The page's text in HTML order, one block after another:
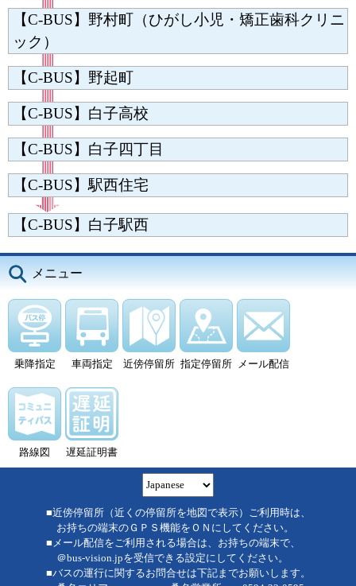
【C-BUS】野村町（ひがし小児・矯正歯科クリニ
ック）
【C-BUS】野起町
【C-BUS】白子高校
【C-BUS】白子四丁目
【C-BUS】駅西住宅
【C-BUS】白子駅西
メニュー
乗降指定 車両指定 近傍停留所 指定停留所 メール配信
路線図 遅延証明書
■近傍停留所（近くの停留所を地図で表示）ご利用時は、
お持ちの端末のＧＰＳ機能をＯＮにしてください。
■メール配信をご利用される場合は、お持ちの端末で、
＠bus-vision.jpを受信できる設定にしてください。
■バスの運行に関するお問合せは下記までお願いします。